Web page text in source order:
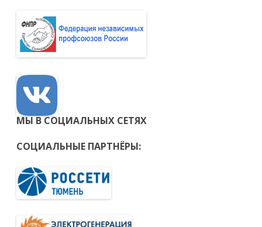
МЫ В СОЦИАЛЬНЫХ СЕТЯХ
СОЦИАЛЬНЫЕ ПАРТНЁРЫ: